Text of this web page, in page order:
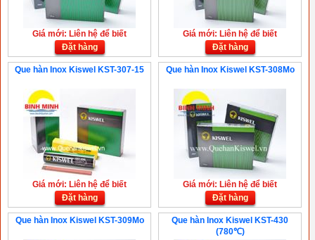
Giá mới: Liên hệ để biết
Đặt hàng
Giá mới: Liên hệ để biết
Đặt hàng
Que hàn Inox Kiswel KST-307-15
Giá mới: Liên hệ để biết
Đặt hàng
Que hàn Inox Kiswel KST-308Mo
Giá mới: Liên hệ để biết
Đặt hàng
Que hàn Inox Kiswel KST-309Mo
Que hàn Inox Kiswel KST-430
(780℃)